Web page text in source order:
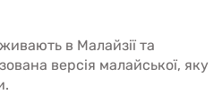
в Малайзії та
версія малайської, яку